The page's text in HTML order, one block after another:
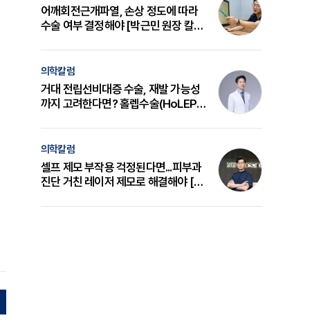
어깨회전근개파열, 손상 정도에 따라
수술 여부 결정해야 [박근민 원장 칼
의학칼럼
거대 전립선비대증 수술, 재발 가능성
까지 고려한다면? 홀렙수술(HoLEP)
의학칼럼
셀프 제모 부작용 걱정된다면...피부과
진단 거친 레이저 제모로 해결해야 [변